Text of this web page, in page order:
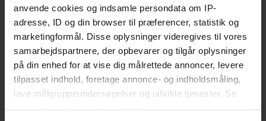
anvende cookies og indsamle persondata om IP-
adresse, ID og din browser til præferencer, statistik og
marketingformål. Disse oplysninger videregives til vores
samarbejdspartnere, der opbevarer og tilgår oplysninger
på din enhed for at vise dig målrettede annoncer, levere
tilpasset indhold, foretage annonce- og indholdsmåling,
lave målgruppeundersøgelser og udvikle tjenester. Se
"'Bastarden' er årets danske film, og alle bør
strømme i biografen. Underholdning, kunst,
historiefortælling og skuespil går op i en højere
enhed." (Michael Solgaard)
Filmmagasinet Ekko